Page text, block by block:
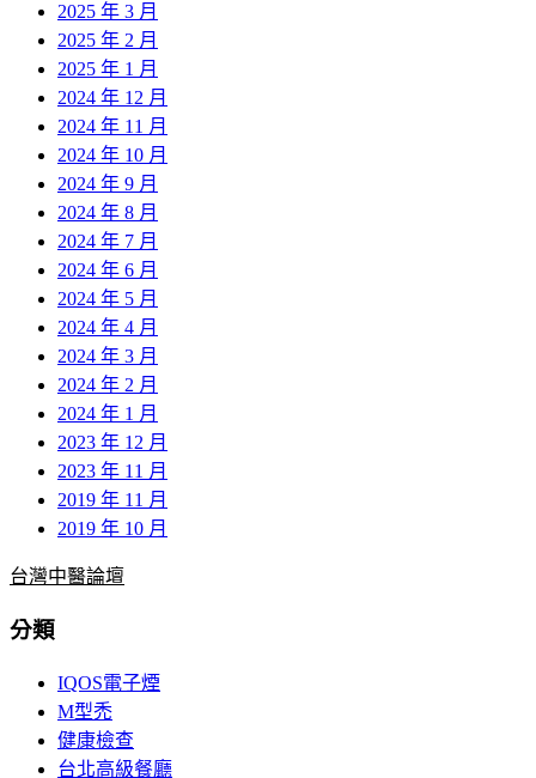
2025 年 3 月
2025 年 2 月
2025 年 1 月
2024 年 12 月
2024 年 11 月
2024 年 10 月
2024 年 9 月
2024 年 8 月
2024 年 7 月
2024 年 6 月
2024 年 5 月
2024 年 4 月
2024 年 3 月
2024 年 2 月
2024 年 1 月
2023 年 12 月
2023 年 11 月
2019 年 11 月
2019 年 10 月
台灣中醫論壇
分類
IQOS電子煙
M型禿
健康檢查
台北高級餐廳